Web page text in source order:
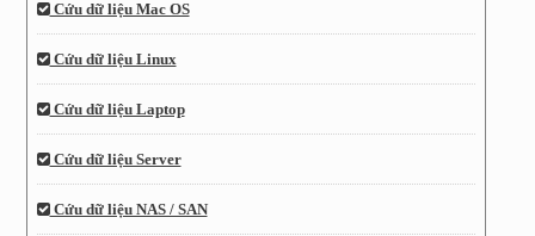
Cứu dữ liệu Mac OS
Cứu dữ liệu Linux
Cứu dữ liệu Laptop
Cứu dữ liệu Server
Cứu dữ liệu NAS / SAN